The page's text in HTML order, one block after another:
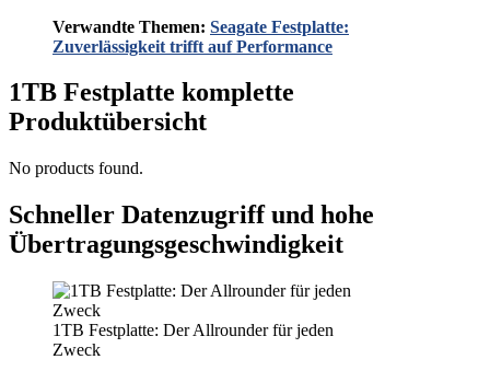
Verwandte Themen: Seagate Festplatte:
Zuverlässigkeit trifft auf Performance
1TB Festplatte komplette
Produktübersicht
No products found.
Schneller Datenzugriff und hohe
Übertragungsgeschwindigkeit
1TB Festplatte: Der Allrounder für jeden
Zweck